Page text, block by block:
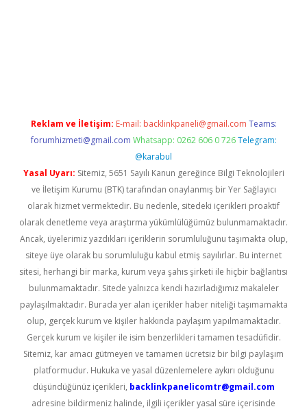
Reklam ve İletişim: E-mail: backlinkpaneli@gmail.com Teams:
forumhizmeti@gmail.com Whatsapp: 0262 606 0 726 Telegram:
@karabul
Yasal Uyarı: Sitemiz, 5651 Sayılı Kanun gereğince Bilgi Teknolojileri
ve İletişim Kurumu (BTK) tarafından onaylanmış bir Yer Sağlayıcı
olarak hizmet vermektedir. Bu nedenle, sitedeki içerikleri proaktif
olarak denetleme veya araştırma yükümlülüğümüz bulunmamaktadır.
Ancak, üyelerimiz yazdıkları içeriklerin sorumluluğunu taşımakta olup,
siteye üye olarak bu sorumluluğu kabul etmiş sayılırlar. Bu internet
sitesi, herhangi bir marka, kurum veya şahıs şirketi ile hiçbir bağlantısı
bulunmamaktadır. Sitede yalnızca kendi hazırladığımız makaleler
paylaşılmaktadır. Burada yer alan içerikler haber niteliği taşımamakta
olup, gerçek kurum ve kişiler hakkında paylaşım yapılmamaktadır.
Gerçek kurum ve kişiler ile isim benzerlikleri tamamen tesadüfidir.
Sitemiz, kar amacı gütmeyen ve tamamen ücretsiz bir bilgi paylaşım
platformudur. Hukuka ve yasal düzenlemelere aykırı olduğunu
düşündüğünüz içerikleri, backlinkpanelicomtr@gmail.com
adresine bildirmeniz halinde, ilgili içerikler yasal süre içerisinde